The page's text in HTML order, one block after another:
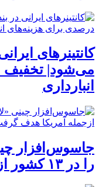
کانتینرهای
انبارداری
جاسوس‌افزار
را در ۱۳ کشور ازجمله آمریکا هدف گرفت